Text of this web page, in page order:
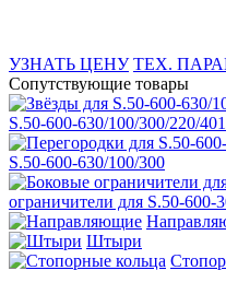
УЗНАТЬ ЦЕНУ ТЕХ.
Сопутствующие товары
S.50-600-630/100/300/220/
S.50-600-630/100/300
ограничители для S.50-600-
Штыри